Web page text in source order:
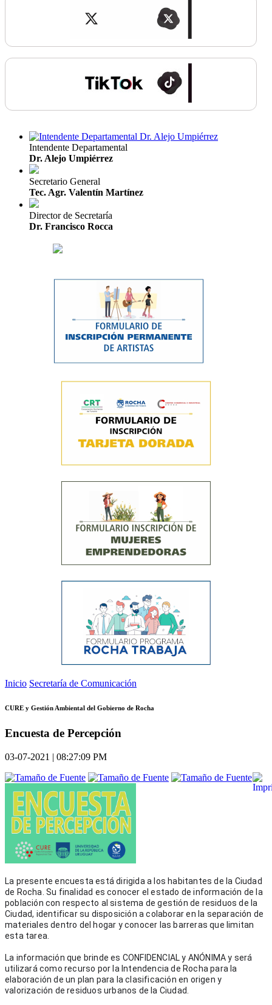
Intendente Departamental
Dr. Alejo Umpiérrez
Secretario General
Tec. Agr. Valentín Martínez
Director de Secretaría
Dr. Francisco Rocca
Inicio Secretaría de Comunicación
CURE y Gestión Ambiental del Gobierno de Rocha
Encuesta de Percepción
03-07-2021 | 08:27:09 PM
La presente encuesta está dirigida a los habitantes de la Ciudad
de Rocha. Su finalidad es conocer el estado de información de la
población con respecto al sistema de gestión de residuos de la
Ciudad, identificar su disposición a colaborar en la separación de
materiales dentro del hogar y conocer las barreras que limitan
esta tarea.
La información que brinde es CONFIDENCIAL y ANÓNIMA y será
utilizará como recurso por la Intendencia de Rocha para la
elaboración de un plan para la clasificación en origen y
valorización de residuos urbanos de la Ciudad.